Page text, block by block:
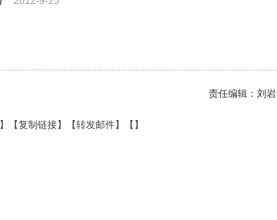
责任编辑：刘岩
【复制链接】【转发邮件】【 】